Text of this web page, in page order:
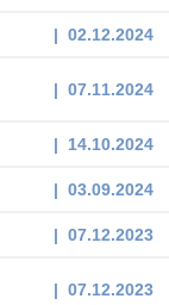
02.12.2024 |
07.11.2024 |
14.10.2024 |
03.09.2024 |
07.12.2023 |
07.12.2023 |